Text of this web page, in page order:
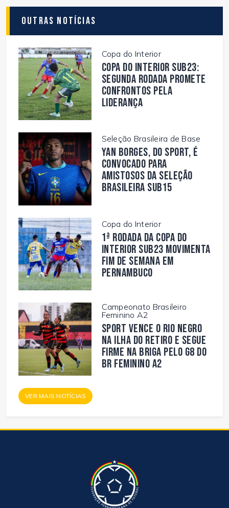
Outras Notícias
Copa do Interior
Copa do Interior Sub23:
segunda rodada promete
confrontos pela
liderança
Seleção Brasileira de Base
Yan Borges, do Sport, é
convocado para
amistosos da Seleção
Brasileira Sub15
Copa do Interior
1ª rodada da Copa do
Interior Sub23 movimenta
fim de semana em
Pernambuco
Campeonato Brasileiro
Feminino A2
Sport vence o Rio Negro
na Ilha do Retiro e segue
firme na briga pelo G8 do
BR Feminino A2
VER MAIS NOTÍCIAS